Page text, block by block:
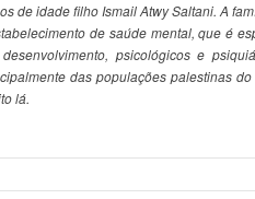
de idade filho Ismail Atwy Saltani. A
de saúde mental, que é
psicológicos e
das populações palestinas
lá.